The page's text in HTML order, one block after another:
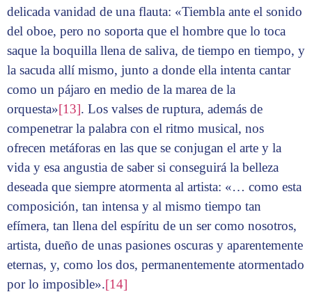
delicada vanidad de una flauta: «Tiembla ante el sonido
del oboe, pero no soporta que el hombre que lo toca
saque la boquilla llena de saliva, de tiempo en tiempo, y
la sacuda allí mismo, junto a donde ella intenta cantar
como un pájaro en medio de la marea de la
orquesta»[13]. Los valses de ruptura, además de
compenetrar la palabra con el ritmo musical, nos
ofrecen metáforas en las que se conjugan el arte y la
vida y esa angustia de saber si conseguirá la belleza
deseada que siempre atormenta al artista: «… como esta
composición, tan intensa y al mismo tiempo tan
efímera, tan llena del espíritu de un ser como nosotros,
artista, dueño de unas pasiones oscuras y aparentemente
eternas, y, como los dos, permanentemente atormentado
por lo imposible».[14]